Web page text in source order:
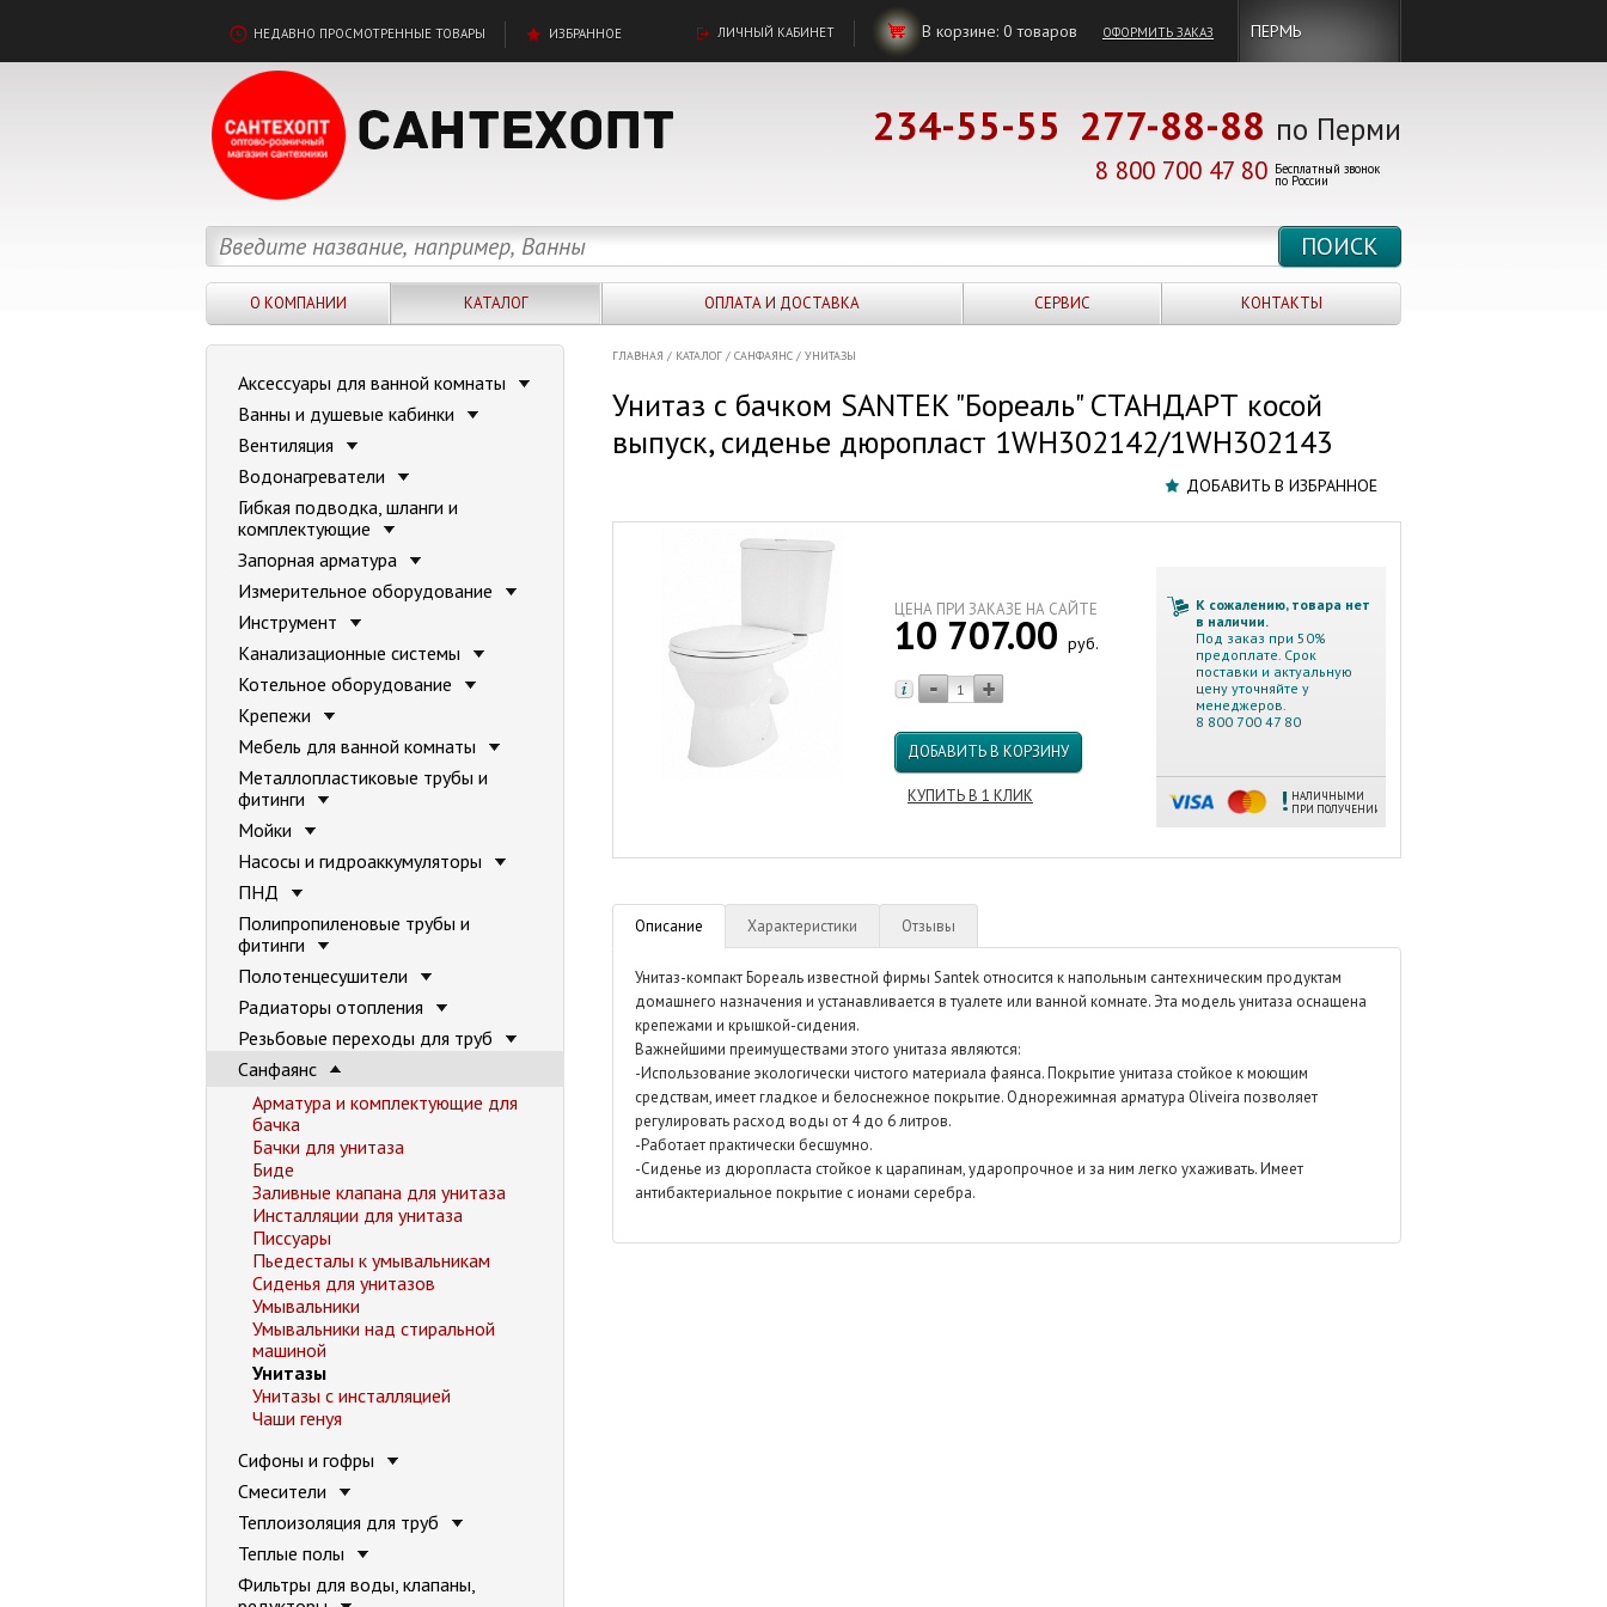
НЕДАВНО ПРОСМОТРЕННЫЕ ТОВАРЫ ИЗБРАННОЕ ЛИЧНЫЙ КАБИНЕТ В корзине: 0товаров ОФОРМИТЬ ЗАКАЗ ПЕРМЬ
234-55-55 277-88-88 по Перми
8 800 700 47 80 Бесплатный звонок
по России
О КОМПАНИИ КАТАЛОГ ОПЛАТА И ДОСТАВКА СЕРВИС КОНТАКТЫ
ГЛАВНАЯ / КАТАЛОГ / САНФАЯНС / УНИТАЗЫ
Унитаз с бачком SANTEK "Бореаль" СТАНДАРТ косой
выпуск, сиденье дюропласт 1WH302142/1WH302143
ДОБАВИТЬ В ИЗБРАННОЕ
К сожалению, товара нет
в наличии.
Под заказ при 50%
предоплате. Срок
поставки и актуальную
цену уточняйте у
менеджеров.
8 800 700 47 80
НАЛИЧНЫМИ
ПРИ ПОЛУЧЕНИИ
ЦЕНА ПРИ ЗАКАЗЕ НА САЙТЕ
10 707.00 руб.
ДОБАВИТЬ В КОРЗИНУ
КУПИТЬ В 1 КЛИК
Описание Характеристики Отзывы
Унитаз-компакт Бореаль известной фирмы Santek относится к напольным сантехническим продуктам
домашнего назначения и устанавливается в туалете или ванной комнате. Эта модель унитаза оснащена
крепежами и крышкой-сидения.
Важнейшими преимуществами этого унитаза являются:
-Использование экологически чистого материала фаянса. Покрытие унитаза стойкое к моющим
средствам, имеет гладкое и белоснежное покрытие. Однорежимная арматура Oliveira позволяет
регулировать расход воды от 4 до 6 литров.
-Работает практически бесшумно.
-Сиденье из дюропласта стойкое к царапинам, ударопрочное и за ним легко ухаживать. Имеет
антибактериальное покрытие с ионами серебра.
Аксессуары для ванной комнаты
Ванны и душевые кабинки
Вентиляция
Водонагреватели
Гибкая подводка, шланги и
комплектующие
Запорная арматура
Измерительное оборудование
Инструмент
Канализационные системы
Котельное оборудование
Крепежи
Мебель для ванной комнаты
Металлопластиковые трубы и
фитинги
Мойки
Насосы и гидроаккумуляторы
ПНД
Полипропиленовые трубы и
фитинги
Полотенцесушители
Радиаторы отопления
Резьбовые переходы для труб
Санфаянс
Арматура и комплектующие для
бачка
Бачки для унитаза
Биде
Заливные клапана для унитаза
Инсталляции для унитаза
Писсуары
Пьедесталы к умывальникам
Сиденья для унитазов
Умывальники
Умывальники над стиральной
машиной
Унитазы
Унитазы с инсталляцией
Чаши генуя
Сифоны и гофры
Смесители
Теплоизоляция для труб
Теплые полы
Фильтры для воды, клапаны,